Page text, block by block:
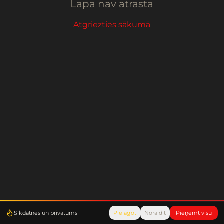
Sīkdatnes un privātums Pielāgot Noraidīt Pieņemt visu
Lapa nav atrasta
Atgriezties sākumā